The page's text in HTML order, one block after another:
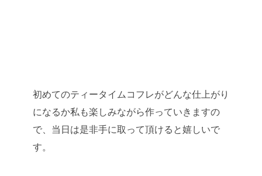
初めてのティータイムコフレがどんな仕上がり
になるか私も楽しみながら作っていきますの
で、当日は是非手に取って頂けると嬉しいで
す。